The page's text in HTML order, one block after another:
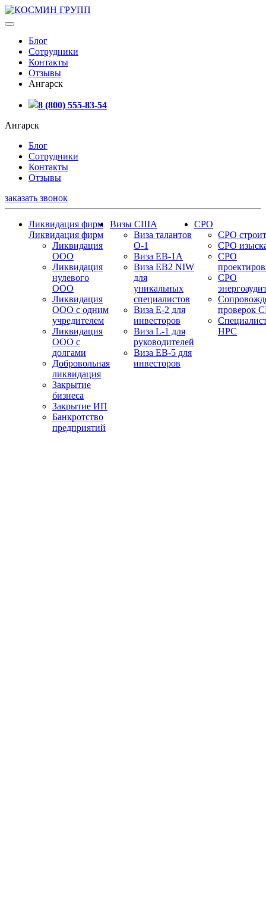
Блог
Сотрудники
Контакты
Отзывы
Ангарск
8 (800) 555-83-54
Ангарск
Блог
Сотрудники
Контакты
Отзывы
заказать звонок
Ликвидация фирм
Ликвидация фирм
Ликвидация
ООО
Ликвидация
нулевого
ООО
Ликвидация
ООО с одним
учредителем
Ликвидация
ООО с
долгами
Добровольная
ликвидация
Закрытие
бизнеса
Закрытие ИП
Банкротство
предприятий
Визы США
Виза талантов
О-1
Виза EB-1A
Виза EB2 NIW
для
уникальных
специалистов
Виза E-2 для
инвесторов
Виза L-1 для
руководителей
Виза EB-5 для
инвесторов
СРО
СРО
СРО
СРО
СРО
проверок
НРС